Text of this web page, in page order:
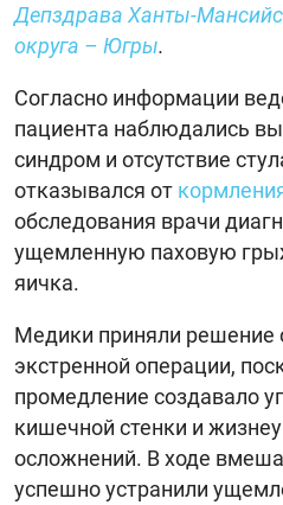
Депздрава Ханты-
округа – Югры.
Согласно информации
пациента наблюдались
синдром и отсутствие
отказывался от
обследования врачи
ущемленную паховую
яичка.
Медики приняли решение
экстренной операции,
промедление создавало
кишечной стенки и
осложнений. В ходе
успешно устранили